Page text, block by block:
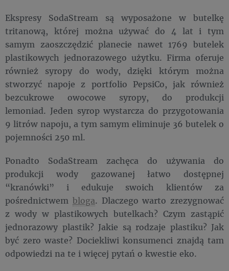
Ekspresy SodaStream są wyposażone w butelkę
tritanową, której można używać do 4 lat i tym
samym zaoszczędzić planecie nawet 1769 butelek
plastikowych jednorazowego użytku. Firma oferuje
również syropy do wody, dzięki którym można
stworzyć napoje z portfolio PepsiCo, jak również
bezcukrowe owocowe syropy, do produkcji
lemoniad. Jeden syrop wystarcza do przygotowania
9 litrów napoju, a tym samym eliminuje 36 butelek o
pojemności 250 ml.
Ponadto SodaStream zachęca do używania do
produkcji wody gazowanej łatwo dostępnej
“kranówki” i edukuje swoich klientów za
pośrednictwem bloga. Dlaczego warto zrezygnować
z wody w plastikowych butelkach? Czym zastąpić
jednorazowy plastik? Jakie są rodzaje plastiku? Jak
być zero waste? Dociekliwi konsumenci znajdą tam
odpowiedzi na te i więcej pytań o kwestie eko.